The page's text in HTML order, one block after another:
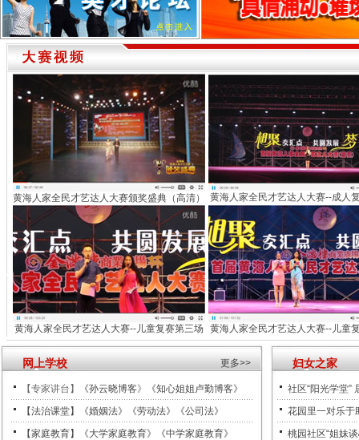
黄海人家全民才艺达人大赛颁奖盛典（高清） 黄海人家全民才艺达人大赛--成人
黄海人家全民才艺达人大赛--儿童复赛第三场 黄海人家全民才艺达人大赛--儿童
网上学校 更多>>
【专家讲台】 《孙云晓博客》
《知心姐姐卢勤博客》
【法治课堂】《婚姻法》《劳动法》《公司法》
【家庭教育】《大学家庭教育》《中学家庭教育》
妇女之家
社区“阳光学堂”
花园里一对乐于
桃园社区“姐妹